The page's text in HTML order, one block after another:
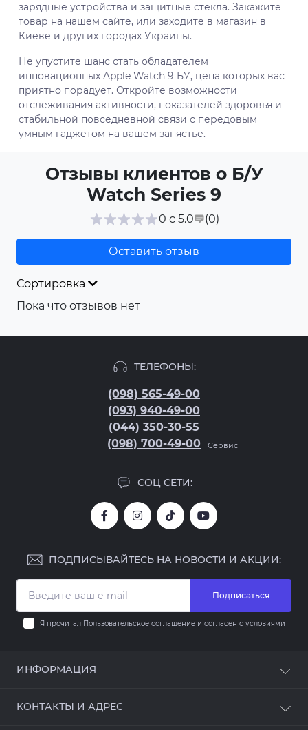
зарядные устройства и защитные стекла. Закажите
товар на нашем сайте, или заходите в магазин в
Киеве и других городах Украины.
Не упустите шанс стать обладателем
инновационных Apple Watch 9 БУ, цена которых вас
приятно порадует. Откройте возможности
отслеживания активности, показателей здоровья и
стабильной повседневной связи с передовым
умным гаджетом на вашем запястье.
Отзывы клиентов о Б/У
Watch Series 9
0 с 5.0 (0)
Оставить отзыв
Сортировка
Пока что отзывов нет
ТЕЛЕФОНЫ:
(098) 565-49-00
(093) 940-49-00
(044) 350-30-55
(098) 700-49-00
Сервис
СОЦ СЕТИ:
ПОДПИСЫВАЙТЕСЬ НА НОВОСТИ И АКЦИИ:
Подписаться
Я прочитал Пользовательское соглашениеи согласен с условиями
ИНФОРМАЦИЯ
Гарантия и услуги
КОНТАКТЫ И АДРЕС